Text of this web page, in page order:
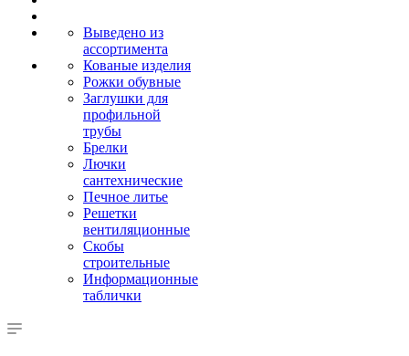
Выведено из
ассортимента
Кованые изделия
Рожки обувные
Заглушки для
профильной
трубы
Брелки
Лючки
сантехнические
Печное литье
Решетки
вентиляционные
Скобы
строительные
Информационные
таблички